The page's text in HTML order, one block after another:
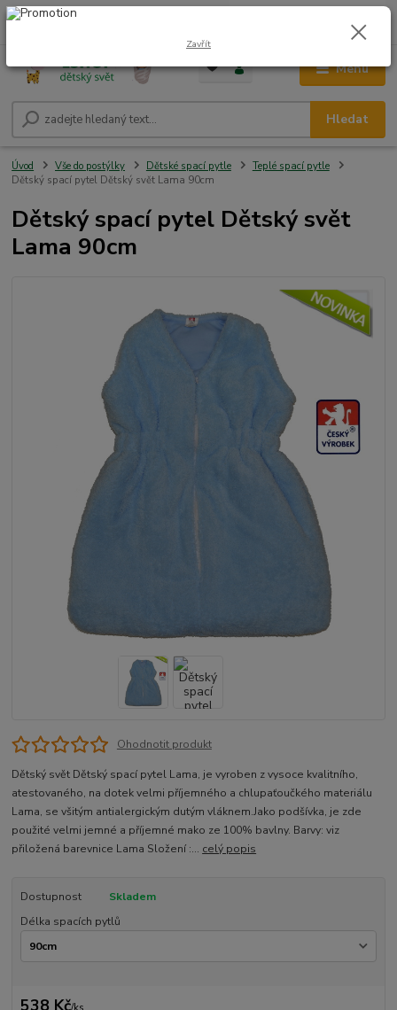
Menu
Hledat
+420 604 278 943 0,00 Kč
Úvod Vše do postýlky Dětské spací pytle
Teplé spací pytle
Dětský spací pytel Dětský svět Lama 90cm
Dětský spací pytel Dětský svět
Lama 90cm
Ohodnotit produkt
Dětský svět Dětský spací pytel Lama, je vyroben z vysoce kvalitního,
atestovaného, na dotek velmi příjemného a chlupaťoučkého materiálu
Lama, se všitým antialergickým dutým vláknem.Jako podšívka, je zde
použité velmi jemné a příjemné mako ze 100% bavlny. Barvy: viz
přiložená barevnice Lama Složení :... celý popis
Dostupnost
Skladem
Délka spacích pytlů
538 Kč
Zavřít